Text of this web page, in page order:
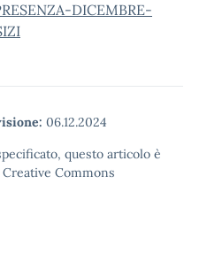
DICEMBRE-
06.12.2024
questo articolo è
Commons